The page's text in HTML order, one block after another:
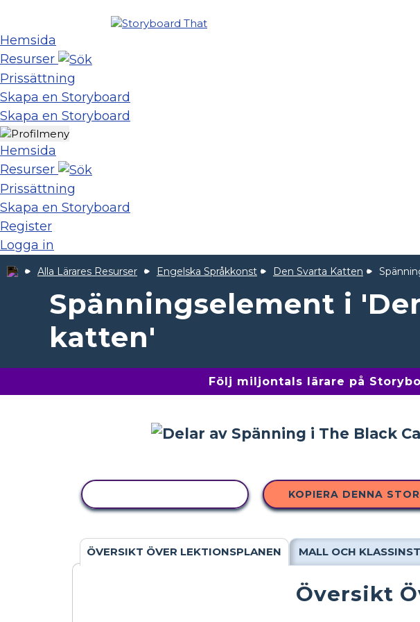
Hemsida
Resurser
Prissättning
Skapa en Storyboard
Skapa en Storyboard
Hemsida
Resurser
Prissättning
Skapa en Storyboard
Register
Logga in
Alla Lärares Resurser Engelska Språkkonst Den Svarta Katten
Spänningselement i
katten'
Följ miljontals lärare på
KOPIERA DENNA
ÖVERSIKT ÖVER LEKTIONSPLANEN MALL OCH
Översikt